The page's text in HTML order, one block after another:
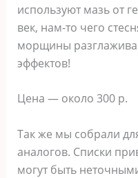
используют мазь от
век, нам-то чего
морщины
эффектов!
Цена — около 300 р.
Так же мы собрали
аналогов. Списки
могут быть